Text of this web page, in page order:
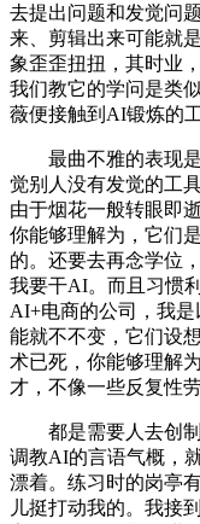
去提出问题和发觉问
来、剪辑出来可能就
象歪歪扭扭，其时业
我们教它的学问是类
薇便接触到AI锻炼的
最曲不雅的表现是
觉别人没有发觉的工
由于烟花一般转眼即
你能够理解为，它们
的。还要去再念学位
我要干AI。而且习惯
AI+电商的公司，我是
能就不不变，它们设
术已死，你能够理解
才，不像一些反复性劳
都是需要人去创制
调教AI的言语气概，
漂着。练习时的岗亭
儿挺打动我的。我接